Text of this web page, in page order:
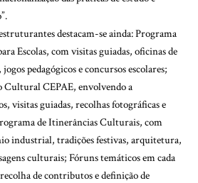
destacam-se ainda: Programa
Escolas, com visitas guiadas, oficinas de
pedagógicos e concursos escolares;
Cultural CEPAE, envolvendo a
visitas guiadas, recolhas fotográficas e
de Itinerâncias Culturais, com
industrial, tradições festivas, arquitetura,
culturais; Fóruns temáticos em cada
de contributos e definição de